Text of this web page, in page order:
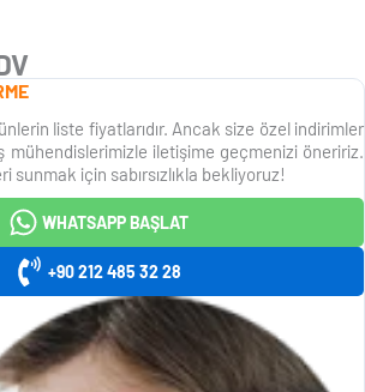
liste fiyatlarıdır. Ancak size özel indirimler
mühendislerimizle iletişime geçmenizi öneririz.
sunmak için sabırsızlıkla bekliyoruz!
WHATSAPP BAŞLAT
+90 212 485 32 28